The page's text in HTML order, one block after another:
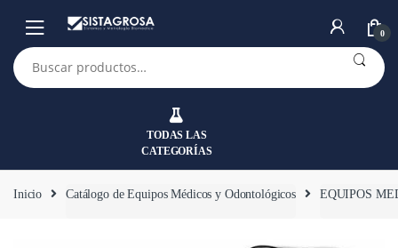
navegación
contenido
0
Buscar
por:
TODAS LAS
CATEGORÍAS
Inicio Catálogo de Equipos Médicos y Odontológicos EQUIPOS